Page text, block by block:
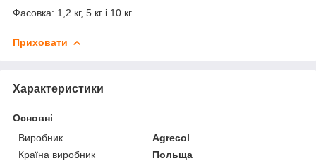
Фасовка: 1,2 кг, 5 кг і 10 кг
Приховати
Характеристики
Основні
Виробник
Agrecol
Країна виробник
Польща